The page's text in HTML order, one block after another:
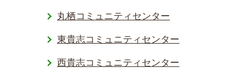
丸栖コミュニティセンター
東貴志コミュニティセンター
西貴志コミュニティセンター